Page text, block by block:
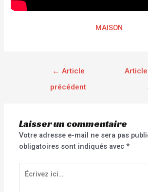
MAISON
← Article
précédent
Laisser un commentaire
Votre adresse e-mail ne sera pas
obligatoires sont indiqués avec*
Écrivez
ici…